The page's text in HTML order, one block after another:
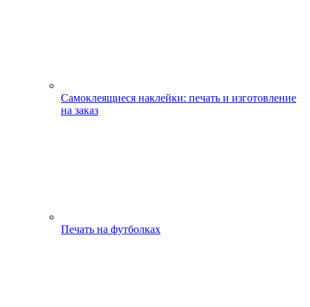
Самоклеящиеся наклейки: печать и изготовление
на заказ
Печать на футболках